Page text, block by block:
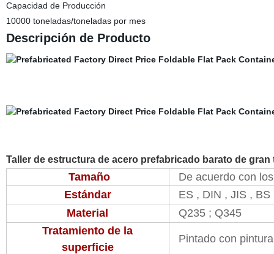
Capacidad de Producción
10000 toneladas/toneladas por mes
Descripción de Producto
Taller de estructura de acero prefabricado barato de
Tamaño
De acuerdo con
Estándar
ES , DIN , JIS , BS
Material
Q235 ; Q345
Tratamiento de la
superficie
Pintado con